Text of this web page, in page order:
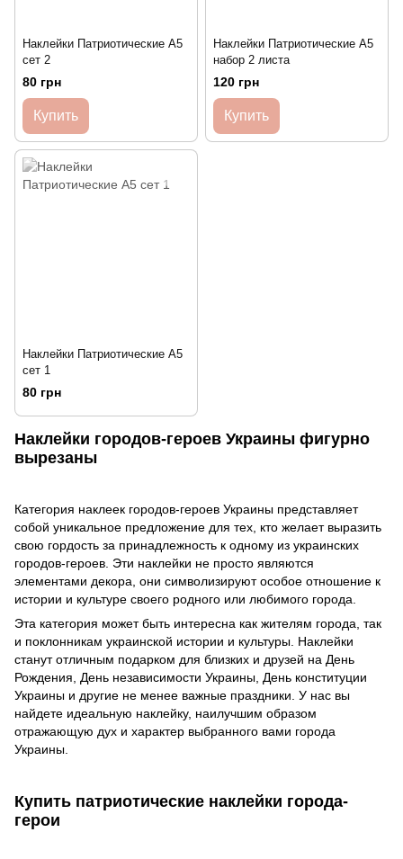
Наклейки Патриотические А5
сет 2
80 грн
Купить
Наклейки Патриотические А5
набор 2 листа
120 грн
Купить
Наклейки Патриотические А5
сет 1
80 грн
Наклейки городов-героев Украины фигурно
вырезаны
Категория наклеек городов-героев Украины представляет
собой уникальное предложение для тех, кто желает выразить
свою гордость за принадлежность к одному из украинских
городов-героев. Эти наклейки не просто являются
элементами декора, они символизируют особое отношение к
истории и культуре своего родного или любимого города.
Эта категория может быть интересна как жителям города, так
и поклонникам украинской истории и культуры. Наклейки
станут отличным подарком для близких и друзей на День
Рождения, День независимости Украины, День конституции
Украины и другие не менее важные праздники. У нас вы
найдете идеальную наклейку, наилучшим образом
отражающую дух и характер выбранного вами города
Украины.
Купить патриотические наклейки города-
герои